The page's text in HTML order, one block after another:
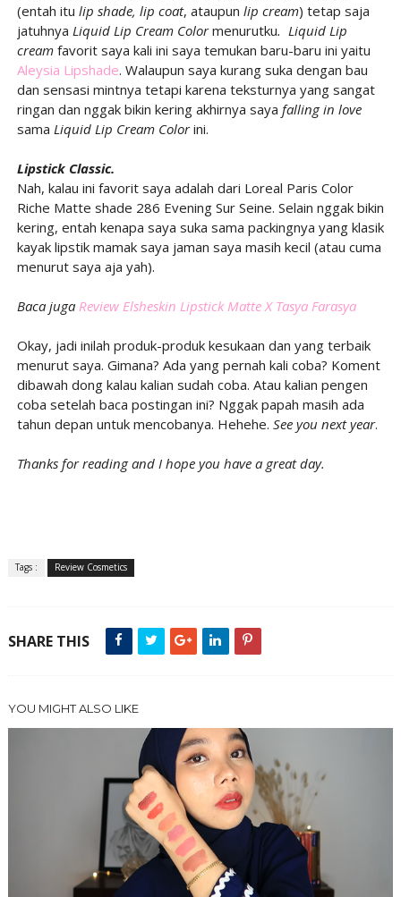
(entah itu lip shade, lip coat, ataupun lip cream) tetap saja
jatuhnya Liquid Lip Cream Colormenurutku. Liquid Lip
creamfavorit saya kali ini saya temukan baru-baru ini yaitu
Aleysia Lipshade. Walaupun saya kurang suka dengan bau
dan sensasi mintnya tetapi karena teksturnya yang sangat
ringan dan nggak bikin kering akhirnya saya falling in love
sama Liquid Lip Cream Colorini.
Lipstick Classic.
Nah, kalau ini favorit saya adalah dari Loreal Paris Color
Riche Matte shade 286 Evening Sur Seine. Selain nggak bikin
kering, entah kenapa saya suka sama packingnya yang klasik
kayak lipstik mamak saya jaman saya masih kecil (atau cuma
menurut saya aja yah).
Baca juga Review Elsheskin Lipstick Matte X Tasya Farasya
Okay, jadi inilah produk-produk kesukaan dan yang terbaik
menurut saya. Gimana? Ada yang pernah kali coba? Koment
dibawah dong kalau kalian sudah coba. Atau kalian pengen
coba setelah baca postingan ini? Nggak papah masih ada
tahun depan untuk mencobanya. Hehehe. See you next year.
Thanks for reading and I hope you have a great day.
Tags : Review Cosmetics
SHARE THIS
YOU MIGHT ALSO LIKE